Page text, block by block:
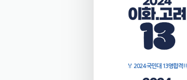
🏅 2024 국민대 13명합격!!